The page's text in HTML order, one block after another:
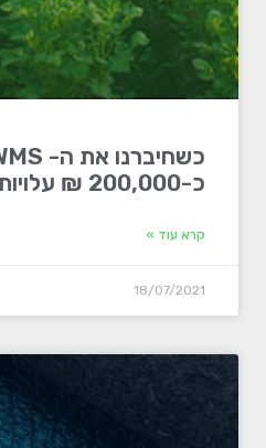
כ-200,000 ₪ עלויות בחצי שנה!
קרא עוד »
18/07/2021